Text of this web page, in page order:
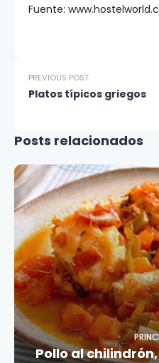
Fuente:
PREVIOUS POST
Platos típicos griegos
Posts relacionados
Pollo al